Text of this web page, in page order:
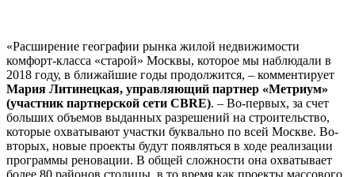
«Расширение географии рынка жилой недвижимости
комфорт-класса «старой» Москвы, которое мы наблюдали в
2018 году, в ближайшие годы продолжится, – комментирует
Мария Литинецкая, управляющий партнер «Метриум»
(участник партнерской сети CBRE). – Во-первых, за счет
больших объемов выданных разрешений на строительство,
которые охватывают участки буквально по всей Москве. Во-
вторых, новые проекты будут появляться в ходе реализации
программы реновации. В общей сложности она охватывает
более 80 районов столицы, в то время как проекты массового